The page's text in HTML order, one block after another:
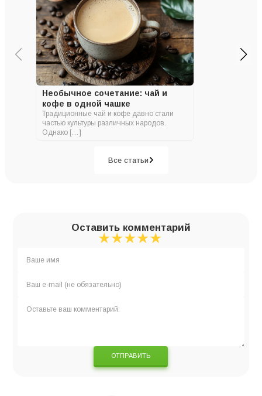
Необычное сочетание: чай и
кофе в одной чашке
Традиционные чай и кофе давно стали
частью культуры различных народов.
Однако […]
Все статьи
Оставить комментарий
★
★★
★★★
★★★★
★★★★★
ОТПРАВИТЬ